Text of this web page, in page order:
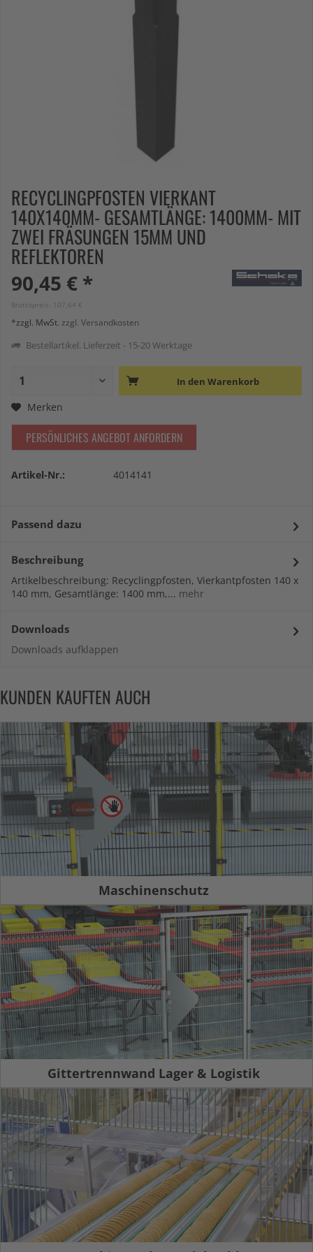
RECYCLINGPFOSTEN VIERKANT
140X140MM- GESAMTLÄNGE: 1400MM- MIT
ZWEI FRÄSUNGEN 15MM UND
REFLEKTOREN
90,45 € *
Bruttopreis: 107,64 €
*zzgl. MwSt. zzgl. Versandkosten
Bestellartikel. Lieferzeit - 15-20 Werktage
In den Warenkorb
Merken
PERSÖNLICHES ANGEBOT ANFORDERN
Artikel-Nr.: 4014141
Passend dazu
Beschreibung
Artikelbeschreibung: Recyclingpfosten, Vierkantpfosten 140 x
140 mm, Gesamtlänge: 1400 mm,... mehr
Downloads
Downloads aufklappen
KUNDEN KAUFTEN AUCH
Maschinenschutz
Gittertrennwand Lager & Logistik